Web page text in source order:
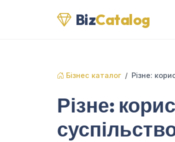
BizCatalog
Бізнес каталог Різне:
Різне: